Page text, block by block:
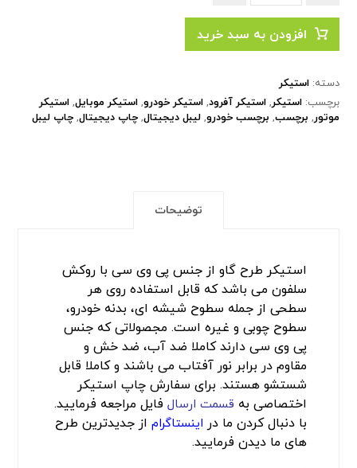
افزودن به سبد خرید
دسته:استیکر
برچسب:استیکر,استیکر آفرود,استیکر خودرو,استیکر موبایل,استیکر
موتور, برچسب, برچسب خودرو,لیبل دیجیتال,چاپ دیجیتال,چاپ لیبل
توضیحات
استیکر طرح گاو از جنس پی وی سی با روکش
سلفون می باشد که قابل استفاده روی هر
سطحی از جمله سطوح شیشه ای، بدنه خودرو،
سطوح چوبی و غیره است. مجصولاتی که جنس
پی وی سی دارند کاملا ضد آب، ضد خش و
مقاوم در برابر نور آفتاب می باشند و کاملا قابل
شستشو هستند. برای سفارش چاپ استیکر
اختصاصی به قسمت ارسال فایل مراجعه فرمایید.
با دنبال کردن ما در اینستاگرام از جدیدترین طرح
های ما دیدن فرمایید.